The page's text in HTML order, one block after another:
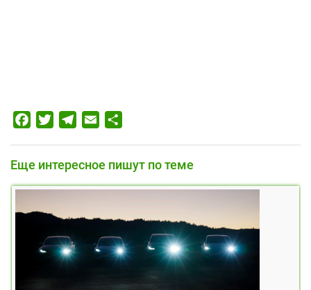
FacebookTwitterTelegram
Email
Еще интересное пишут по теме